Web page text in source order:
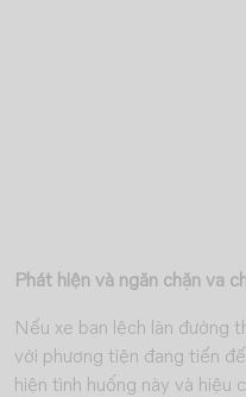
Phát hiện và ngăn chặn va
Nếu xe bạn lệch làn đường
với phương tiện đang tiến
hiện tình huống này và hiệu